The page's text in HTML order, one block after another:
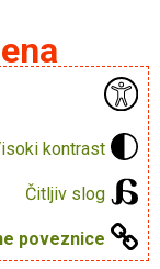
kontrast
Čitljiv slog
poveznice